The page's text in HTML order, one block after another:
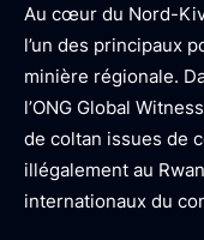
Au cœur du Nord-
l’un des principaux
minière régionale.
l’ONG Global
de coltan issues de
illégalement au
internationaux du